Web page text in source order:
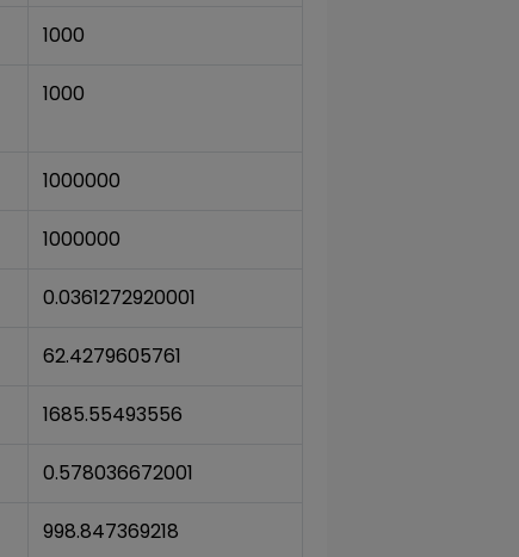
1000
1000
1000000
1000000
0.0361272920001
62.4279605761
1685.55493556
0.578036672001
998.847369218